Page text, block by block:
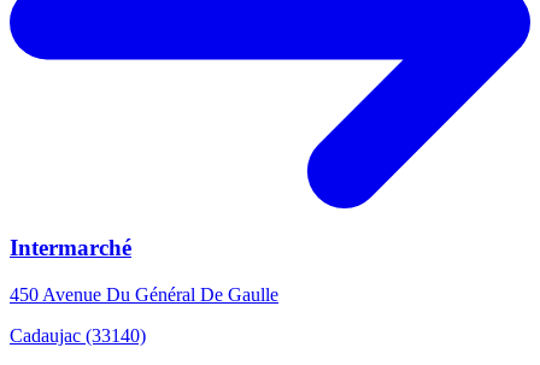
Intermarché
450 Avenue Du Général De Gaulle
Cadaujac (33140)